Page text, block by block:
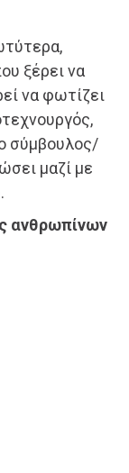
ξέρει να
να φωτίζει
σύμβουλος/
μαζί με
ανθρωπίνων